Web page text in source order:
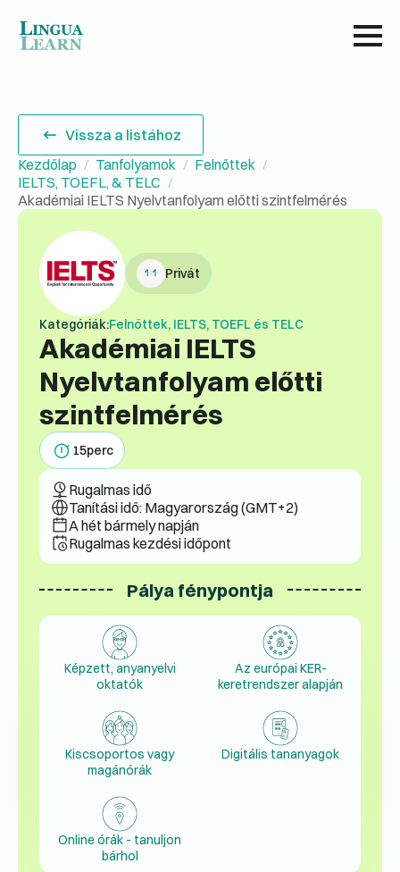
Vissza a listához
Kezdőlap
Tanfolyamok
Felnőttek
IELTS, TOEFL, & TELC
Akadémiai IELTS Nyelvtanfolyam előtti szintfelmérés
Privát
Kategóriák:Felnőttek, IELTS, TOEFL és TELC
Akadémiai IELTS
Nyelvtanfolyam előtti
szintfelmérés
15perc
Rugalmas idő
Tanítási idő: Magyarország (GMT+2)
A hét bármely napján
Rugalmas kezdési időpont
Pálya fénypontja
Képzett, anyanyelvi
oktatók
Az európai KER-
keretrendszer alapján
Kiscsoportos vagy
magánórák
Digitális tananyagok
Online órák - tanuljon
bárhol